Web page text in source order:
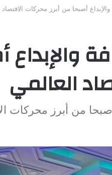
والإبداع أصبحا من أبرز محركات الاقتصاد
والإبداع
العالمي
من أبرز محركات